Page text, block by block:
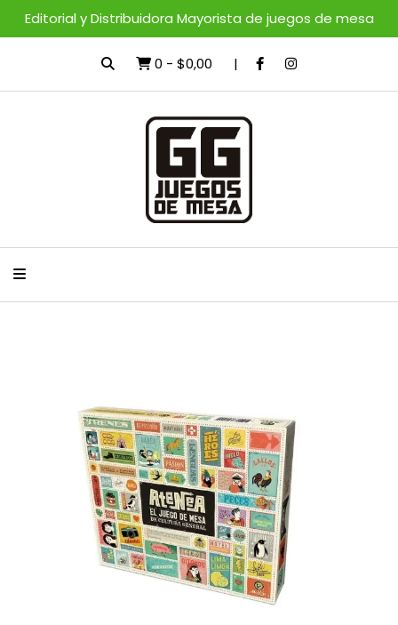
Editorial y Distribuidora Mayorista de juegos de mesa
0 - $0,00